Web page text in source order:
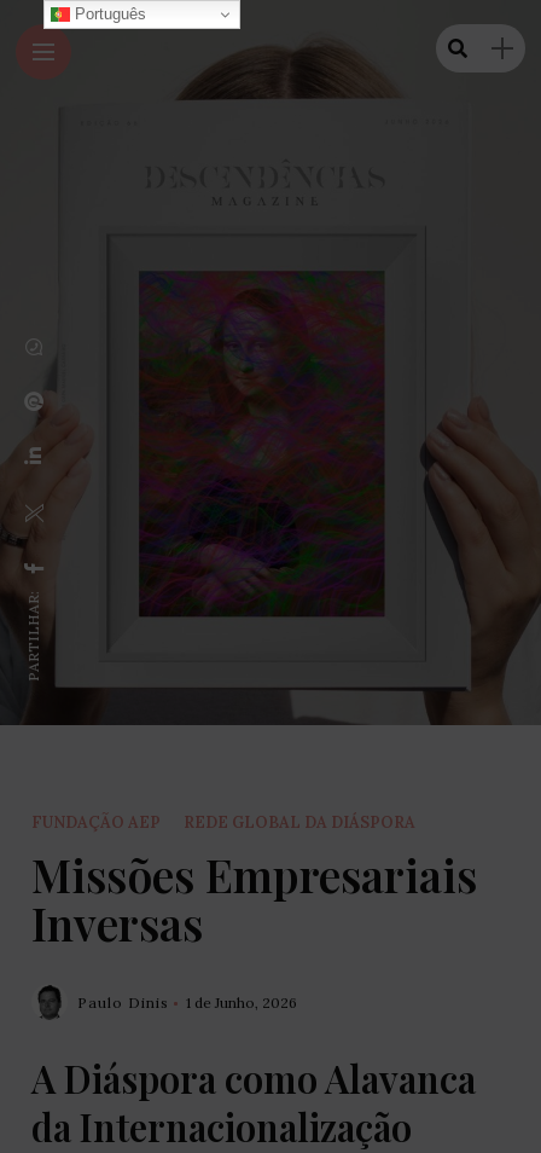
PARTILHAR:
FUNDAÇÃO AEP REDE GLOBAL DA DIÁSPORA
Missões Empresariais
Inversas
Paulo Dinis 1 de Junho, 2026
A Diáspora como Alavanca
da Internacionalização
Português